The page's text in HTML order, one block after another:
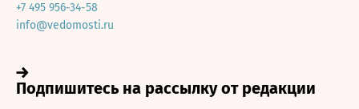
+7 495 956-34-58
info@vedomosti.ru